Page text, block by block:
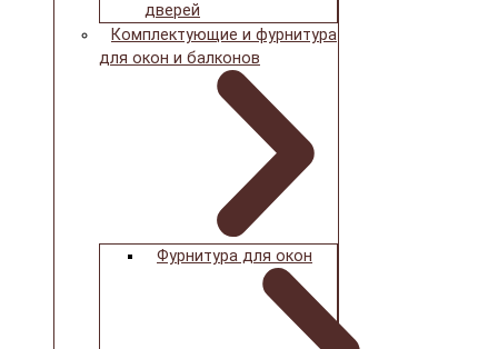
дверей
Комплектующие и фурнитура
для окон и балконов
Фурнитура для окон